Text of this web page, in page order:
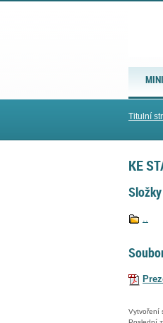
Titulní
KE
Složky
..
Vytvoření